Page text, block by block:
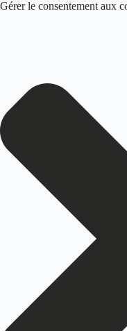
Gérer le consentement aux